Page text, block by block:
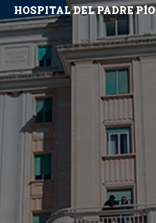
HOSPITAL DEL PADRE PÍO